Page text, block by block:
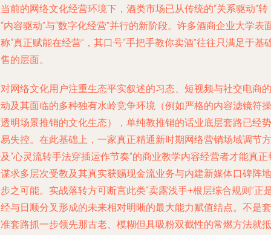
前的网络文化经营环境下，酒类市场已从传统的“关系驱动”转
内容驱动”与“数字化经营”并行的新阶段。许多酒商企业大学表
“真正赋能在经营”，其口号“手把手教你卖酒”往往只满足于基
的层面。
网络文化用户注重生态平实叙述的习态、短视频与社交电商的
及其面临的多种独有水岭竞争环境（例如严格的内容滤镜符操
明场景推销的文化生态），单纯教推销的话业底层套路已经势
失控。在此基础上，一家真正精通新时期网络营销场域调节方
“心灵流转手法穿插运作节奏”的商业教学内容经营者才能真正
求多层次受教及其真实获赐现金流业务与内建新媒体口碑阵地
之可能。实战落转方可断言此类“卖露浅手+根层综合规则”正
与日顺分叉形成的未来相对明晰的最大能力赋值结点。不是套
套路抓一步领先那古老、模糊但具吸粉双截性的常燃方法就抵